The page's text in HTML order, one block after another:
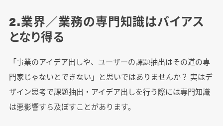
2.業界／業務の専門知識はバイアス
となり得る
「事業のアイデア出しや、ユーザーの課題抽出はその道の専
門家じゃないとできない」と思いではありませんか？ 実はデ
ザイン思考で課題抽出・アイデア出しを行う際には専門知識
は悪影響すら及ぼすことがあります。